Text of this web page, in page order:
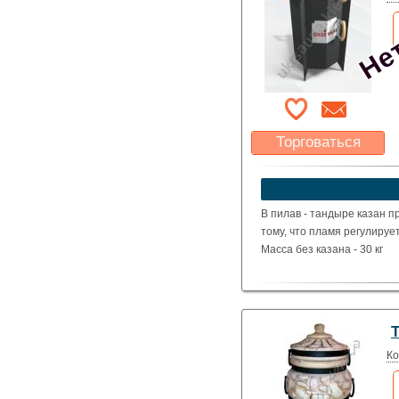
Торговаться
Какая цена Вас
устроит?
В пилав - тандыре казан
тому, что пламя
Масса без казана - 30 кг